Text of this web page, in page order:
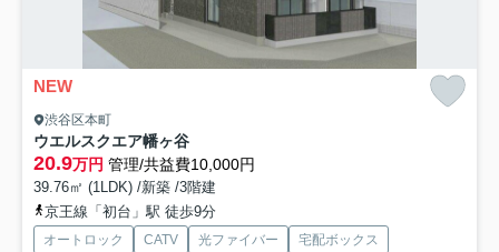
NEW
渋谷区本町
ウエルスクエア幡ヶ谷
20.9万円 管理/共益費10,000円
39.76㎡ (1LDK) /新築 /3階建
京王線「初台」駅 徒歩9分
オートロック CATV 光ファイバー
宅配ボックス